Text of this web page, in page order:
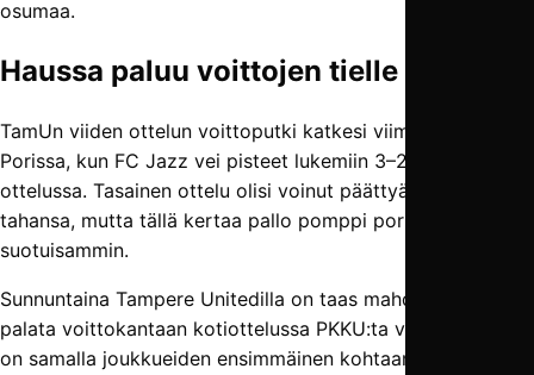
osumaa.
Haussa paluu voittojen tielle
TamUn viiden ottelun voittoputki katkesi viime viikolla
Porissa, kun FC Jazz vei pisteet lukemiin 3–2 päättyneessä
ottelussa. Tasainen ottelu olisi voinut päättyä kummin päin
tahansa, mutta tällä kertaa pallo pomppi porilaisille
suotuisammin.
Sunnuntaina Tampere Unitedilla on taas mahdollisuus
palata voittokantaan kotiottelussa PKKU:ta vastaan. Ottelu
on samalla joukkueiden ensimmäinen kohtaaminen